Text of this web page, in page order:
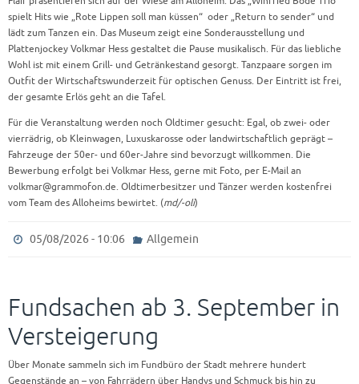
spielt Hits wie „Rote Lippen soll man küssen“ oder „Return to sender“ und
lädt zum Tanzen ein. Das Museum zeigt eine Sonderausstellung und
Plattenjockey Volkmar Hess gestaltet die Pause musikalisch. Für das liebliche
Wohl ist mit einem Grill- und Getränkestand gesorgt. Tanzpaare sorgen im
Outfit der Wirtschaftswunderzeit für optischen Genuss. Der Eintritt ist frei,
der gesamte Erlös geht an die Tafel.
Für die Veranstaltung werden noch Oldtimer gesucht: Egal, ob zwei- oder
vierrädrig, ob Kleinwagen, Luxuskarosse oder landwirtschaftlich geprägt –
Fahrzeuge der 50er- und 60er-Jahre sind bevorzugt willkommen. Die
Bewerbung erfolgt bei Volkmar Hess, gerne mit Foto, per E-Mail an
volkmar@grammofon.de. Oldtimerbesitzer und Tänzer werden kostenfrei
vom Team des Alloheims bewirtet. (md/-oli)
05/08/2026 - 10:06 Allgemein
Fundsachen ab 3. September in
Versteigerung
Über Monate sammeln sich im Fundbüro der Stadt mehrere hundert
Gegenstände an – von Fahrrädern über Handys und Schmuck bis hin zu